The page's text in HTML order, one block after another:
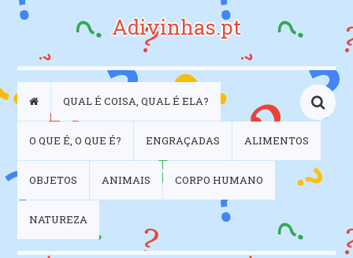
Adivinhas.pt
QUAL É COISA, QUAL É ELA?
O QUE É, O QUE É? ENGRAÇADAS ALIMENTOS
OBJETOS ANIMAIS CORPO HUMANO
NATUREZA